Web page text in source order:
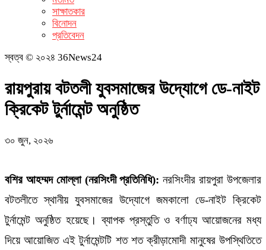
সাক্ষাতকার
বিনোদন
প্রতিবেদন
স্বত্ব © ২০২৪ 36News24
রায়পুরায় বটতলী যুবসমাজের উদ্যোগে ডে-নাইট
ক্রিকেট টুর্নামেন্ট অনুষ্ঠিত
৩০ জুন, ২০২৬
বশির আহম্মদ মোল্লা (নরসিংদী প্রতিনিধি): নরসিংদীর রায়পুরা উপজেলার
বটতলীতে স্থানীয় যুবসমাজের উদ্যোগে জমকালো ডে-নাইট ক্রিকেট
টুর্নামেন্ট অনুষ্ঠিত হয়েছে। ব্যাপক প্রস্তুতি ও বর্ণাঢ্য আয়োজনের মধ্য
দিয়ে আয়োজিত এই টুর্নামেন্টটি শত শত ক্রীড়ামোদী মানুষের উপস্থিতিতে